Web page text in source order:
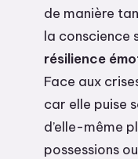
de manière
la conscience
résilience
Face aux
car elle puise
d’elle-même
possessions